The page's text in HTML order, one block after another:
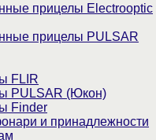
прицелы Electrooptic
прицелы PULSAR
FLIR
PULSAR (Юкон)
Finder
и принадлежности